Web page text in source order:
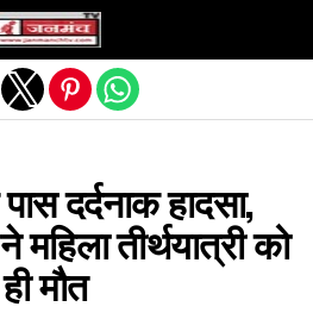
दर्दनाक हादसा,
तीर्थयात्री को
मौत
mobile version